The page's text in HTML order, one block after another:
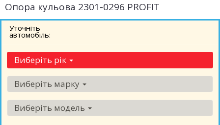
Опора кульова 2301-0296 PROFIT
Уточніть
автомобіль:
Виберіть рік
Виберіть марку
Виберіть модель